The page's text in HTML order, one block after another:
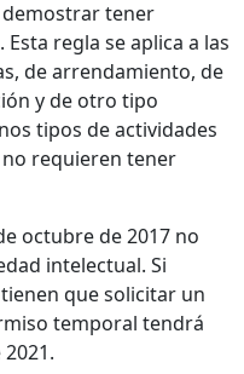
demostrar tener
regla se aplica a las
de arrendamiento, de
y de otro tipo
tipos de actividades
requieren tener
octubre de 2017 no
intelectual. Si
que solicitar un
temporal tendrá